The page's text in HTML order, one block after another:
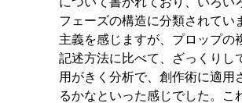
フェーズの構造に分類されてい
主義を感じますが、プロップの
記述方法に比べて、ざっくりし
用がきく分析で、創作術に適用
るかなといった感じでした。こ